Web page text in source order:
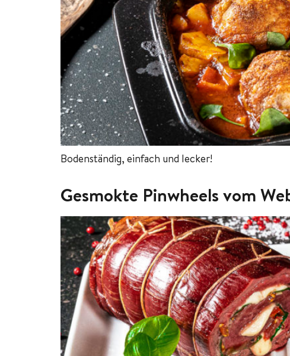
Bodenständig, einfach und lecker!
Gesmokte Pinwheels vom